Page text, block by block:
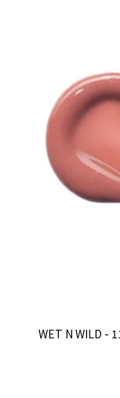
WET N WILD -